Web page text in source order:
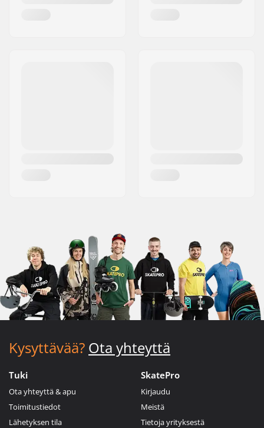
Kysyttävää? Ota yhteyttä
Tuki
Ota yhteyttä & apu
Toimitustiedot
Lähetyksen tila
SkatePro
Kirjaudu
Meistä
Tietoja yrityksestä